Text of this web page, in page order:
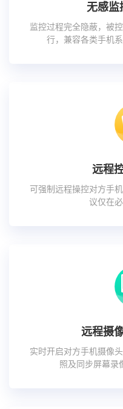
无感监
监控过程完全隐蔽，被
行，兼容各类手机
远程
可强制远程操控对方手
议仅在
远程摄
实时开启对方手机摄像
照及同步屏幕录